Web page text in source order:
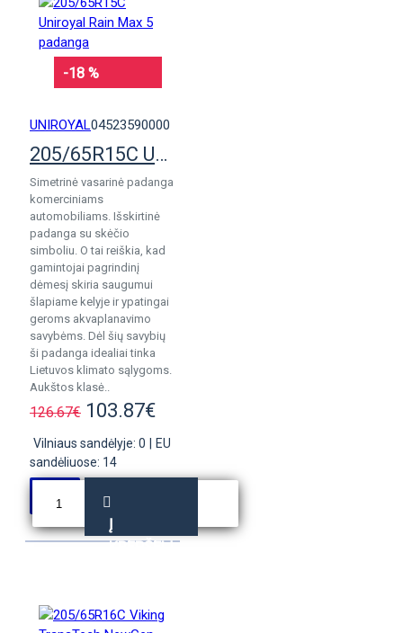
-18 %
UNIROYAL04523590000
205/65R15C Uniroyal Rain Max 5 padanga
Simetrinė vasarinė padanga
komerciniams
automobiliams. Išskirtinė
padanga su skėčio
simboliu. O tai reiškia, kad
gamintojai pagrindinį
dėmesį skiria saugumui
šlapiame kelyje ir ypatingai
geroms akvaplanavimo
savybėms. Dėl šių savybių
ši padanga idealiai tinka
Lietuvos klimato sąlygoms.
Aukštos klasė..
126.67€ 103.87€
Vilniaus sandėlyje: 0
EU
sandėliuose: 14
Į
KREPŠELĮ